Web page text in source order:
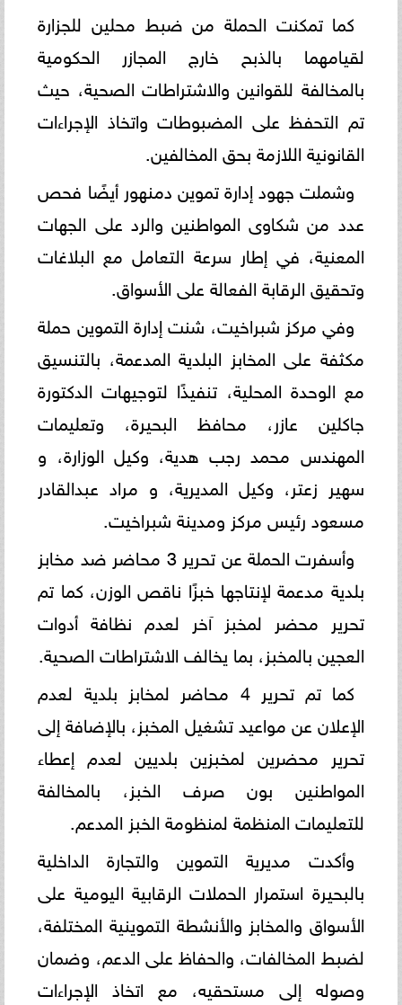
كما تمكنت الحملة من ضبط محلين للجزارة
لقيامهما بالذبح خارج المجازر الحكومية
بالمخالفة للقوانين والاشتراطات الصحية، حيث
تم التحفظ على المضبوطات واتخاذ الإجراءات
القانونية اللازمة بحق المخالفين.
وشملت جهود إدارة تموين دمنهور أيضًا فحص
عدد من شكاوى المواطنين والرد على الجهات
المعنية، في إطار سرعة التعامل مع البلاغات
وتحقيق الرقابة الفعالة على الأسواق.
وفي مركز شبراخيت، شنت إدارة التموين حملة
مكثفة على المخابز البلدية المدعمة، بالتنسيق
مع الوحدة المحلية، تنفيذًا لتوجيهات الدكتورة
جاكلين عازر، محافظ البحيرة، وتعليمات
المهندس محمد رجب هدية، وكيل الوزارة، و
سهير زعتر، وكيل المديرية، و مراد عبدالقادر
مسعود رئيس مركز ومدينة شبراخيت.
وأسفرت الحملة عن تحرير 3 محاضر ضد مخابز
بلدية مدعمة لإنتاجها خبزًا ناقص الوزن، كما تم
تحرير محضر لمخبز آخر لعدم نظافة أدوات
العجين بالمخبز، بما يخالف الاشتراطات الصحية.
كما تم تحرير 4 محاضر لمخابز بلدية لعدم
الإعلان عن مواعيد تشغيل المخبز، بالإضافة إلى
تحرير محضرين لمخبزين بلديين لعدم إعطاء
المواطنين بون صرف الخبز، بالمخالفة
للتعليمات المنظمة لمنظومة الخبز المدعم.
وأكدت مديرية التموين والتجارة الداخلية
بالبحيرة استمرار الحملات الرقابية اليومية على
الأسواق والمخابز والأنشطة التموينية المختلفة،
لضبط المخالفات، والحفاظ على الدعم، وضمان
وصوله إلى مستحقيه، مع اتخاذ الإجراءات